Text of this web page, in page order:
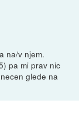
na/v njem.
pa mi prav nic
glede na